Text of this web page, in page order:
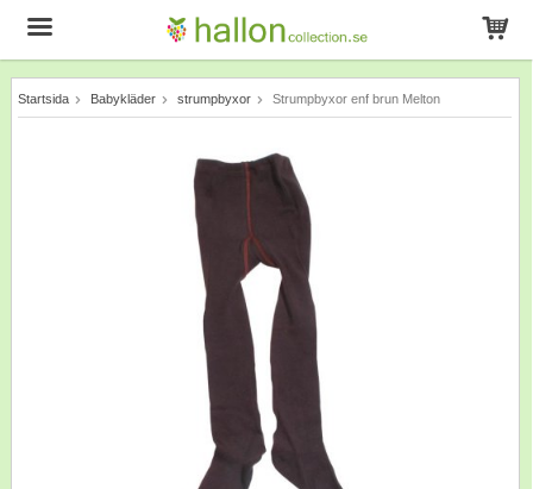
Produkten har blivit tillagd i varukorgen
Startsida Babykläder strumpbyxor Strumpbyxor enf brun Melton